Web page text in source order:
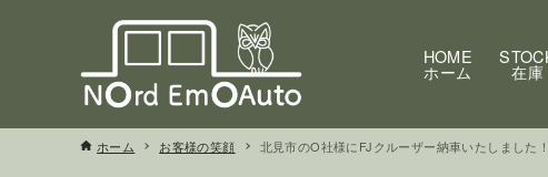
HOME
ホーム 在庫
ホーム お客様の笑顔 北見市のO社様にFJクルーザー納車いたしました！